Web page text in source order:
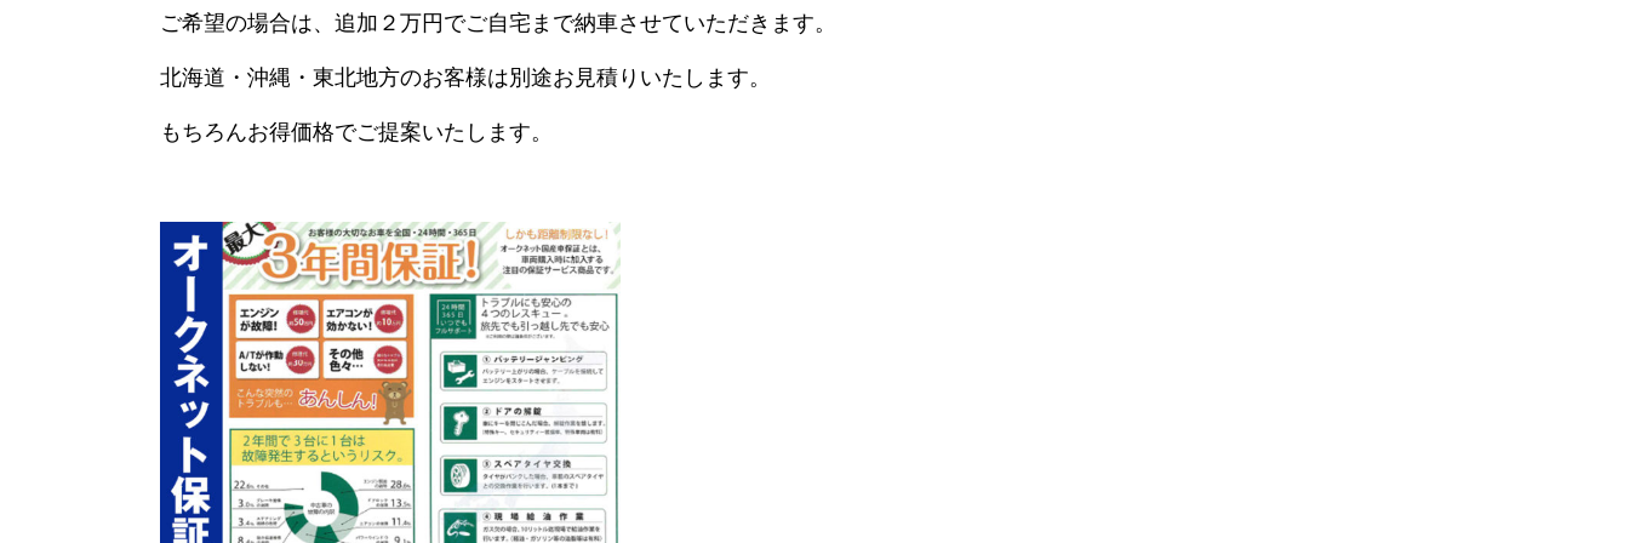
ご希望の場合は、追加２万円でご自宅まで納車させていただきます。
北海道・沖縄・東北地方のお客様は別途お見積りいたします。
もちろんお得価格でご提案いたします。